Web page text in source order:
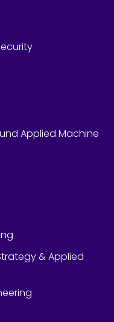
Applied Machine
& Applied